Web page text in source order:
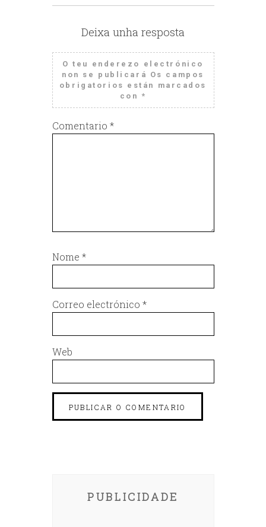
Deixa unha resposta
O teu enderezo electrónico
non se publicará Os campos
obrigatorios están marcados
con *
Comentario *
Nome *
Correo electrónico *
Web
PUBLICIDADE